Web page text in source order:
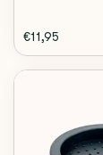
€11,95